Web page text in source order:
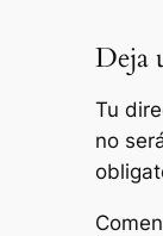
Deja
Tu
no